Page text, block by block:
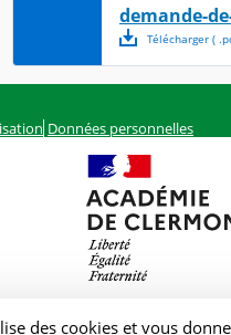
demande-
Télécharger( .
Données personnelles
des cookies et vous